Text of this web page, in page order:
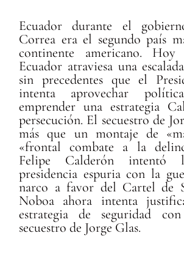
Ecuador durante el
Correa era el segundo país
continente americano.
Ecuador atraviesa una
sin precedentes que el
intenta aprovechar
emprender una estrategia
persecución. El secuestro de
más que un montaje de
«frontal combate a la
Felipe Calderón intentó
presidencia espuria con la
narco a favor del Cartel de
Noboa ahora intenta
estrategia de seguridad
secuestro de Jorge Glas.